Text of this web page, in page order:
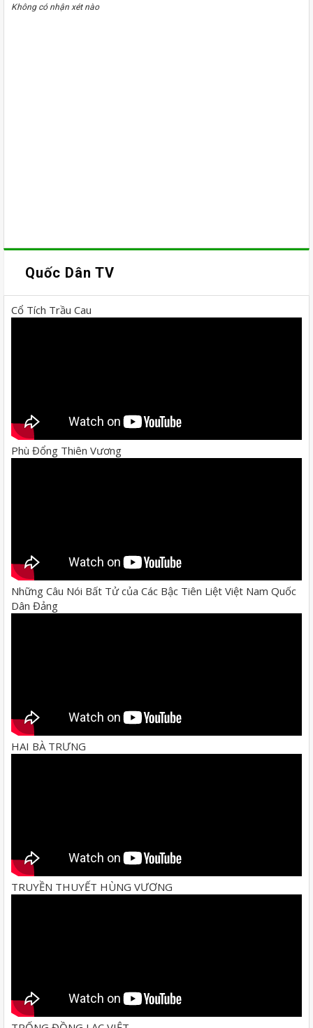
Không có nhận xét nào
Quốc Dân TV
Cổ Tích Trầu Cau
Phù Đổng Thiên Vương
Những Câu Nói Bất Tử của Các Bậc Tiên Liệt Việt Nam Quốc
Dân Đảng
HAI BÀ TRƯNG
TRUYỀN THUYẾT HÙNG VƯƠNG